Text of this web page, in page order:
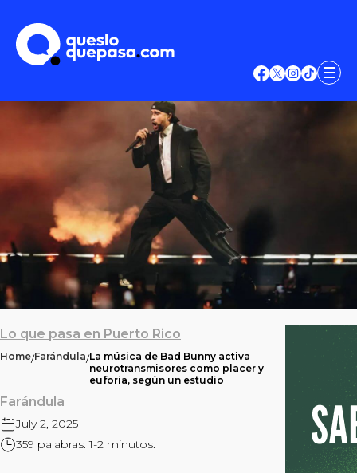
Lo que pasa en Puerto Rico
Home/Farándula/La música de Bad Bunny activa
neurotransmisores como placer y
euforia, según un estudio
Farándula
July 2, 2025
359 palabras. 1-2 minutos.